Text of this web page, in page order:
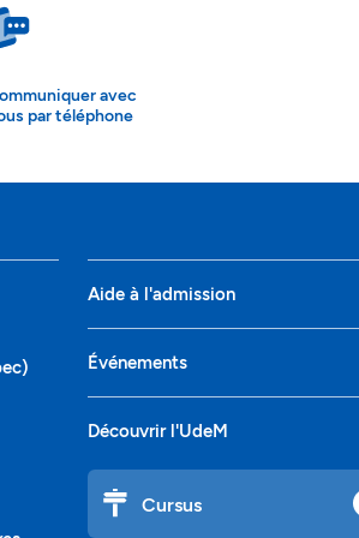
avec
par téléphone
Aide à l'admission
Événements
Découvrir l'UdeM
Cursus